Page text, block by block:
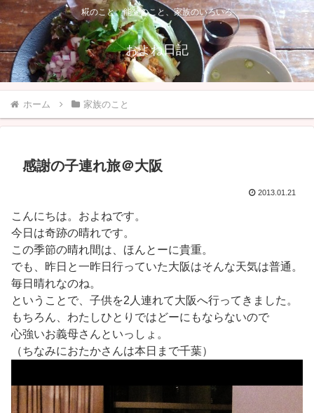
糀のこと、能登のこと、家族のいろいろ
およね日記
ホーム 家族のこと
感謝の子連れ旅＠大阪
2013.01.21
こんにちは。およねです。
今日は奇跡の晴れです。
この季節の晴れ間は、ほんとーに貴重。
でも、昨日と一昨日行っていた大阪はそんな天気は普通。
毎日晴れなのね。
ということで、子供を2人連れて大阪へ行ってきました。
もちろん、わたしひとりではどーにもならないので
心強いお義母さんといっしょ。
（ちなみにおたかさんは本日まで千葉）